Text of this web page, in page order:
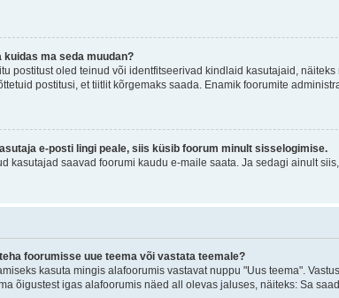
kuidas ma seda muudan?
postitust oled teinud või identfitseerivad kindlaid kasutajaid,
postitusi, et tiitlit kõrgemaks saada. Enamik foorumite
e-posti lingi peale, siis küsib foorum minult sisselogimise.
kasutajad saavad foorumi kaudu e-maile saata. Ja sedagi ainult
foorumisse uue teema või vastata teemale?
kasuta mingis alafoorumis vastavat nuppu "Uus teema".
õigustest igas alafoorumis näed all olevas jaluses, näiteks: Sa